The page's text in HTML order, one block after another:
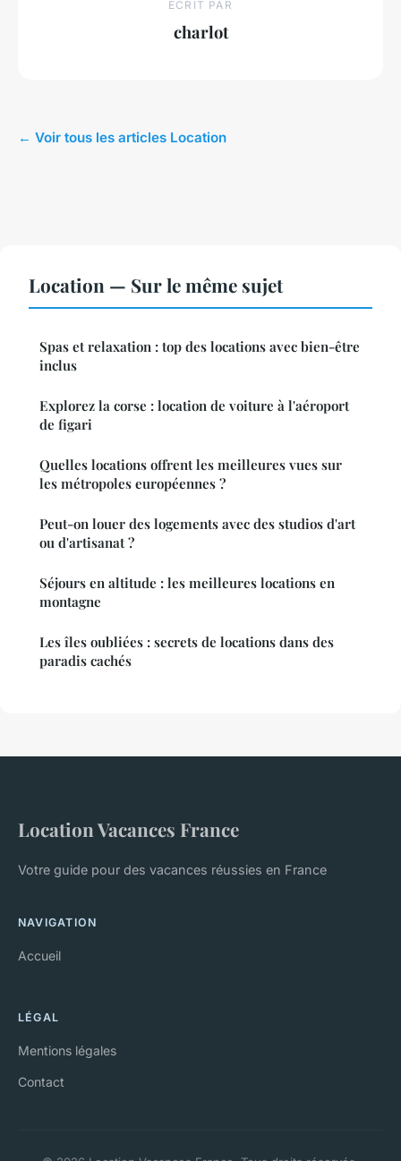
ECRIT PAR
charlot
← Voir tous les articles Location
Location — Sur le même sujet
Spas et relaxation : top des locations avec bien-être
inclus
Explorez la corse : location de voiture à l'aéroport
de figari
Quelles locations offrent les meilleures vues sur
les métropoles européennes ?
Peut-on louer des logements avec des studios d'art
ou d'artisanat ?
Séjours en altitude : les meilleures locations en
montagne
Les îles oubliées : secrets de locations dans des
paradis cachés
Location Vacances France
Votre guide pour des vacances réussies en France
NAVIGATION
Accueil
LÉGAL
Mentions légales
Contact